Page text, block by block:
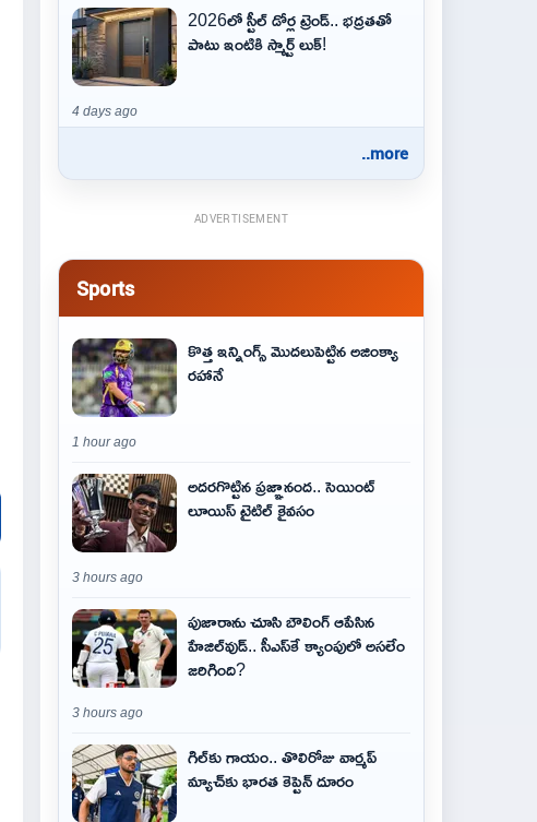
2026లో స్టీల్ డోర్ల ట్రెండ్.. భద్రతతో
పాటు ఇంటికి స్మార్ట్ లుక్!
4 days ago
..more
ADVERTISEMENT
Sports
కొత్త ఇన్నింగ్స్ మొదలుపెట్టిన అజింక్యా
రహానే
1 hour ago
అదరగొట్టిన ప్రజ్ఞానంద.. సెయింట్‌
లూయిస్ టైటిల్‌ కైవసం
3 hours ago
పుజారాను చూసి బౌలింగ్ ఆపేసిన
హేజిల్‌వుడ్.. సీఎస్‌కే క్యాంపులో అసలేం
జరిగింది?
3 hours ago
గిల్‌కు గాయం.. తొలిరోజు వార్మప్‌
మ్యాచ్‌కు భారత కెప్టెన్‌ దూరం